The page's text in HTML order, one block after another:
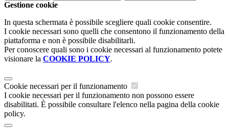
Gestione cookie
In questa schermata è possibile scegliere quali cookie consentire.
I cookie necessari sono quelli che consentono il funzionamento della
piattaforma e non è possibile disabilitarli.
Per conoscere quali sono i cookie necessari al funzionamento potete
visionare la COOKIE POLICY.
Cookie necessari per il funzionamento
I cookie necessari per il funzionamento non possono essere
disabilitati. È possibile consultare l'elenco nella pagina della cookie
policy.